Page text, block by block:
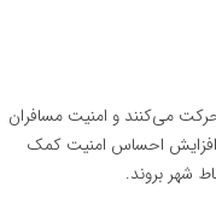
می‌کنند و امنیت مسافران
افزایش احساس امنیت کمک
شهر بروند.